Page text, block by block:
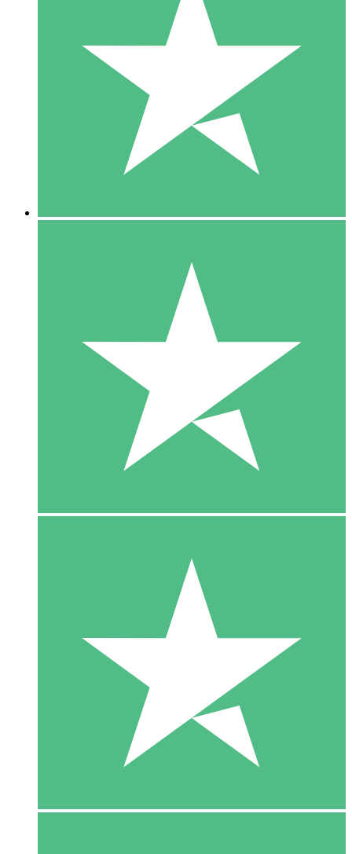
Individuelle Credit-Pakete
Zahlen Sie nach Bedarf mit Download-Credits. Keine
monatliche Verpflichtung erforderlich.
10 00
10 Downloads
20 00